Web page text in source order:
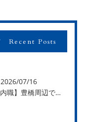
Recent Posts
2026/07/16
【内職】豊橋周辺で内職のお仕事を探している方募集中！【お仕事の内容】